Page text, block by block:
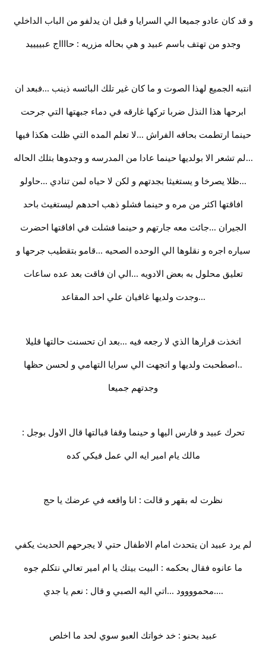
و قد كان عادو جميعا الي السرايا و قبل ان يدلفو من الباب الداخلي
وجدو من تهتف باسم عبيد و هي بحاله مزريه : حااااج عبييييد
انتبه الجميع لهذا الصوت و ما كان غير تلك البائسه ذينب ...فبعد ان
ابرحها هذا النذل ضربا تركها غارقه في دماء جبهتها التي جرحت
حينما ارتطمت بحافه الفراش ...لا تعلم المده التي ظلت هكذا فيها
...لم تشعر الا بولديها حينما عادا من المدرسه و وجدوها بتلك الحاله
...ظلا يصرخا و يستغيثا بجدتهم و لكن لا حياه لمن تنادي ...حاولو
افاقتها اكثر من مره و حينما فشلو ذهب احدهم ليستغيث باحد
الجيران ...جائت معه جارتهم و حينما فشلت في افاقتها احضرت
سياره اجره و نقلوها الي الوحده الصحيه ...قامو بتقطيب جرحها و
تعليق محلول به بعض الادويه ...الي ان فاقت بعد عده ساعات
...وجدت ولديها غافيان علي احد المقاعد
اتخذت قرارها الذي لا رجعه فيه ...بعد ان تحسنت حالتها قليلا
..اصطحبت ولديها و اتجهت الي سرايا التهامي و لحسن حظها
وجدتهم جميعا
تحرك عبيد و فارس اليها و حينما وقفا قبالتها قال الاول بوجل :
مالك يام امير ايه الي عمل فيكي كده
نظرت له بقهر و قالت : انا واقعه في عرضك يا حج
لم يرد عبيد ان يتحدث امام الاطفال حتي لا يجرحهم الحديث يكفي
ما عانوه فقال بحكمه : البيت بيتك يا ام امير تعالي نتكلم جوه
....محموووود ...اتي اليه الصبي و قال : نعم يا جدي
عبيد بحنو : خد خواتك العبو سوي لحد ما اخلص